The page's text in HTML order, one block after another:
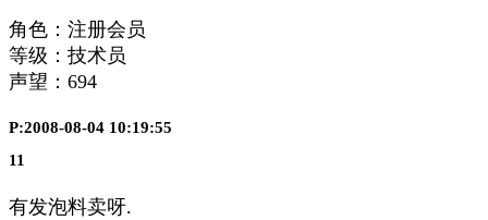
角色：注册会员
等级：技术员
声望： 694
P:2008-08-04 10:19:55
11
有发泡料卖呀.